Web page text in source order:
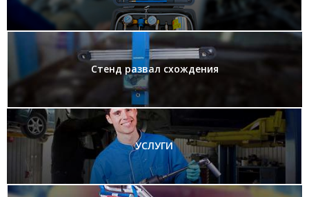
Стенд развал схождения
УСЛУГИ